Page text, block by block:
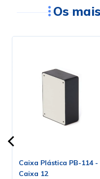
Os
Caixa Plástica PB-114 -
Caixa 12